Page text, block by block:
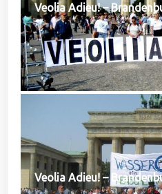
Veolia Adieu! –
Veolia Adieu! –